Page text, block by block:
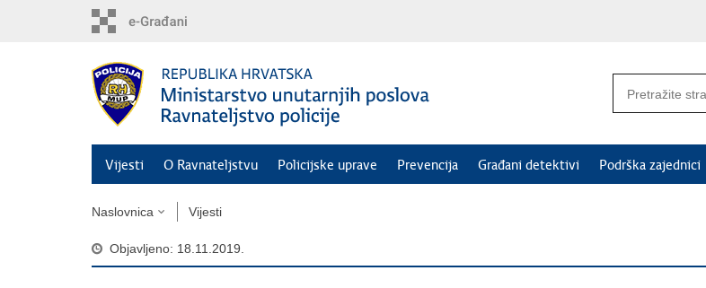
Vijesti O Ravnateljstvu Policijske uprave Prevencija Građani detektivi Podrška zajednici
Naslovnica Vijesti
Objavljeno: 18.11.2019.